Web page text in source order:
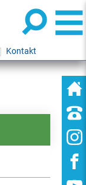
Kontakt